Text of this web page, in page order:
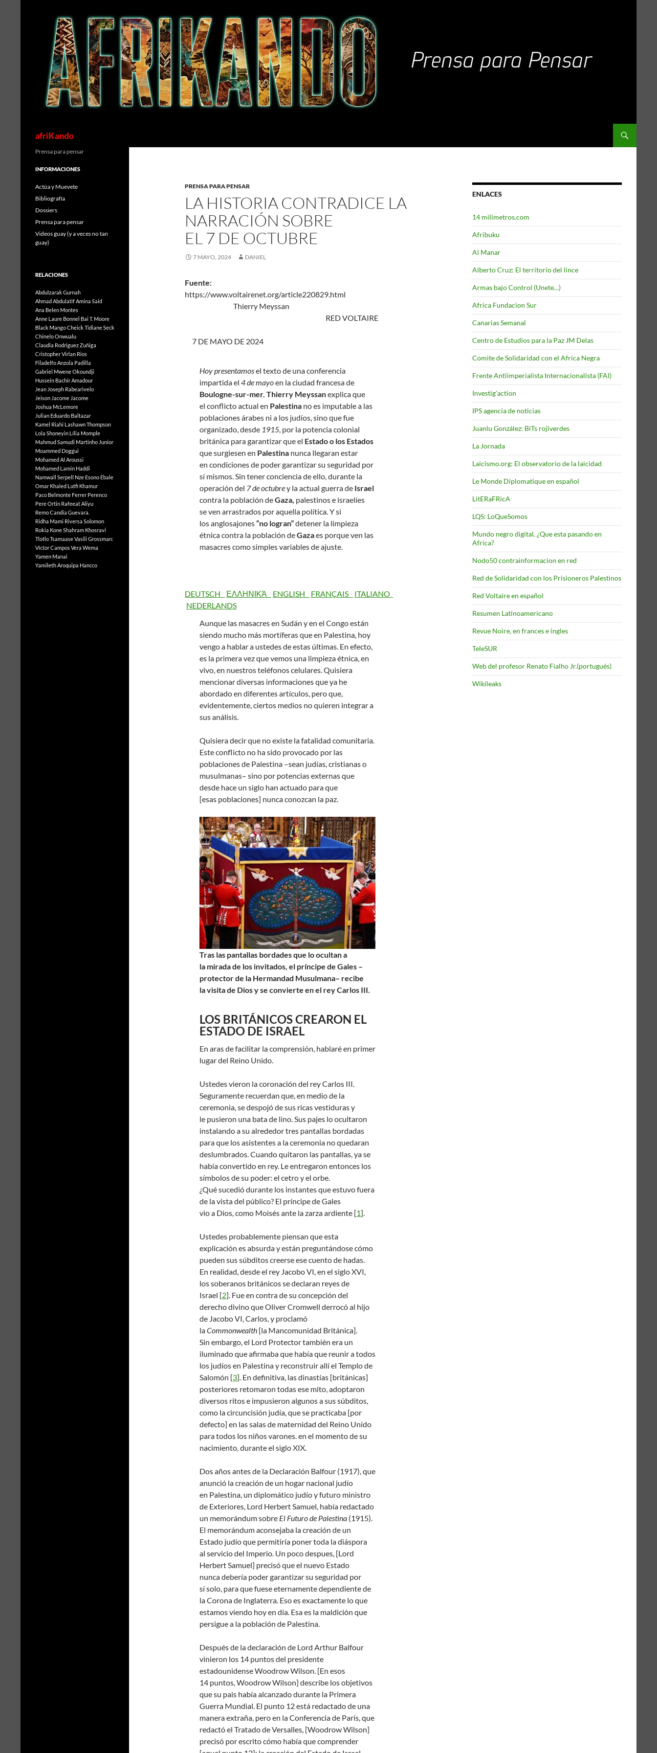
afriKando
PRENSA PARA PENSAR
LA HISTORIA CONTRADICE LA
NARRACIÓN SOBRE
EL 7 DE OCTUBRE
7 MAYO, 2024 DANIEL
Fuente:
https://www.voltairenet.org/article220829.html
Thierry Meyssan
RED VOLTAIRE
7 DE MAYO DE 2024
Hoy presentamosel texto de una conferencia
impartida el 4 de mayoen la ciudad francesa de
Boulogne-sur-mer. Thierry Meyssanexplica que
el conflicto actual en Palestina no es imputable a las
poblaciones árabes ni a los judíos, sino que fue
organizado, desde 1915, por la potencia colonial
británica para garantizar que el Estado o los Estados
que surgiesen en Palestina nunca llegaran estar
en condiciones de poder garantizar su seguridad por
sí mismos. Sin tener conciencia de ello, durante la
operación del 7 de octubrey la actual guerra de Israel
contra la población deGaza, palestinos e israelíes
se ven arrastrados por aquella política. Y si
los anglosajones“no logran”detener la limpieza
étnica contra la población deGazaes porque ven las
masacres como simples variables de ajuste.
DEUTSCH ΕΛΛΗΝΙΚΆ ENGLISH FRANÇAIS
ITALIANO
NEDERLANDS
Aunque las masacres en Sudán y en el Congo están
siendo mucho más mortíferas que en Palestina, hoy
vengo a hablar a ustedes de estas últimas. En efecto,
es la primera vez que vemos una limpieza étnica, en
vivo, en nuestros teléfonos celulares. Quisiera
mencionar diversas informaciones que ya he
abordado en diferentes artículos, pero que,
evidentemente, ciertos medios no quieren integrar a
sus análisis.
Quisiera decir que no existe la fatalidad comunitaria.
Este conflicto no ha sido provocado por las
poblaciones de Palestina –sean judías, cristianas o
musulmanas– sino por potencias externas que
desde hace un siglo han actuado para que
[esas poblaciones] nunca conozcan la paz.
Tras las pantallas bordades que lo ocultan a
la mirada de los invitados, el príncipe de Gales –
protector de la Hermandad Musulmana– recibe
la visita de Dios y se convierte en el rey Carlos III.
LOS BRITÁNICOS CREARON EL
ESTADO DE ISRAEL
En aras de facilitar la comprensión, hablaré en primer
lugar del Reino Unido.
Ustedes vieron la coronación del rey Carlos III.
Seguramente recuerdan que, en medio de la
ceremonia, se despojó de sus ricas vestiduras y
le pusieron una bata de lino. Sus pajes lo ocultaron
instalando a su alrededor tres pantallas bordadas
para que los asistentes a la ceremonia no quedaran
deslumbrados. Cuando quitaron las pantallas, ya se
había convertido en rey. Le entregaron entonces los
símbolos de su poder: el cetro y el orbe.
¿Qué sucedió durante los instantes que estuvo fuera
de la vista del público? El príncipe de Gales
vio a Dios, como Moisés ante la zarza ardiente [1].
Ustedes probablemente piensan que esta
explicación es absurda y están preguntándose cómo
pueden sus súbditos creerse ese cuento de hadas.
En realidad, desde el rey Jacobo VI, en el siglo XVI,
los soberanos británicos se declaran reyes de
Israel [2]. Fue en contra de su concepción del
derecho divino que Oliver Cromwell derrocó al hijo
de Jacobo VI, Carlos, y proclamó
laCommonwealth [la Mancomunidad Británica].
Sin embargo, el Lord Protector también era un
iluminado que afirmaba que había que reunir a todos
los judíos en Palestina y reconstruir allí el Templo de
Salomón [3]. En definitiva, las dinastías [británicas]
posteriores retomaron todas ese mito, adoptaron
diversos ritos e impusieron algunos a sus súbditos,
como la circuncisión judía, que se practicaba [por
defecto] en las salas de maternidad del Reino Unido
para todos los niños varones. en el momento de su
nacimiento, durante el siglo XIX.
Dos años antes de la Declaración Balfour (1917), que
anunció la creación de un hogar nacional judío
en Palestina, un diplomático judío y futuro ministro
de Exteriores, Lord Herbert Samuel, había redactado
un memorándum sobre El Futuro de Palestina (1915).
El memorándum aconsejaba la creación de un
Estado judío que permitiría poner toda la diáspora
al servicio del Imperio. Un poco despues, [Lord
Herbert Samuel] precisó que el nuevo Estado
nunca debería poder garantizar su seguridad por
sí solo, para que fuese eternamente dependiente de
la Corona de Inglaterra. Eso es exactamente lo que
estamos viendo hoy en día. Esa es la maldición que
persigue a la población de Palestina.
Después de la declaración de Lord Arthur Balfour
vinieron los 14 puntos del presidente
estadounidense Woodrow Wilson. [En esos
14 puntos, Woodrow Wilson] describe los objetivos
que su pais había alcanzado durante la Primera
Guerra Mundial. El punto 12 está redactado de una
manera extraña, pero en la Conferencia de París, que
redactó el Tratado de Versalles, [Woodrow Wilson]
precisó por escrito cómo había que comprender
ENLACES
14 milimetros.com
Afribuku
Al Manar
Alberto Cruz: El territorio del lince
Armas bajo Control (Unete…)
Africa Fundacion Sur
Canarias Semanal
Centro de Estudios para la Paz JM Delas
Comite de Solidaridad con el Africa Negra
Frente Antiimperialista Internacionalista (FAI)
Investig'action
IPS agencia de noticias
Juanlu González: BiTs rojiverdes
La Jornada
Laicismo.org: El observatorio de la laicidad
Le Monde Diplomatique en español
LitERaFRicA
LQS: LoQueSomos
Mundo negro digital. ¿Que esta pasando en
Africa?
Nodo50 contrainformacion en red
Red de Solidaridad con los Prisioneros Palestinos
Red Voltaire en español
Resumen Latinoamericano
Revue Noire, en frances e ingles
TeleSUR
Web del profesor Renato Fialho Jr.(portugués)
Wikileaks
Prensa para pensar
INFORMACIONES
Actúa y Muevete
Bibliografía
Dossiers
Prensa para pensar
Videos guay (y a veces no tan
guay)
RELACIONES
Abdulzarak Gurnah
Ahmad AbdulatifAmina Said
Ana Belen Montes
Anne Laure Bonnel Bai T. Moore
Black MangoCheick Tidiane Seck
Chinelo Onwualu
Claudia Rodriguez Zuñiga
Cristopher Virlan Rios
Filadelfo Anzola Padilla
Gabriel Mwene Okoundji
Hussein Bachir Amadour
Jean Joseph Rabearivelo
Jeison Jacome Jacome
Joshua McLemore
Julian Eduardo Baltazar
Kamel Riahi Lashawn Thompson
Lola Shoneyin Lília Momple
Mahmud Samudi Martinho Junior
Moammed Doggui
Mohamed Al Aroussi
Mohamed Lamin Haddi
Namwall Serpell Nze Esono Ebale
Omar Khaled Lutfi Khamur
Paco Belmonte Ferrer Perenco
Pere Ortin Rafeeat Aliyu
Remo Candia Guevara.
Ridha Mami Riversa Solomon
Rokia KoneShahram Khosravi
Tlotlo TsamaaseVasili Grossman:
Víctor Campos Vera Wema
Yamen Manai
Yamileth Aroquipa Hancco